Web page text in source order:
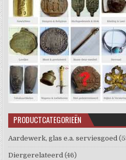
PRODUCTCATEGORIEËN
Aardewerk, glas e.a. serviesgoed
Diergerelateerd (46)